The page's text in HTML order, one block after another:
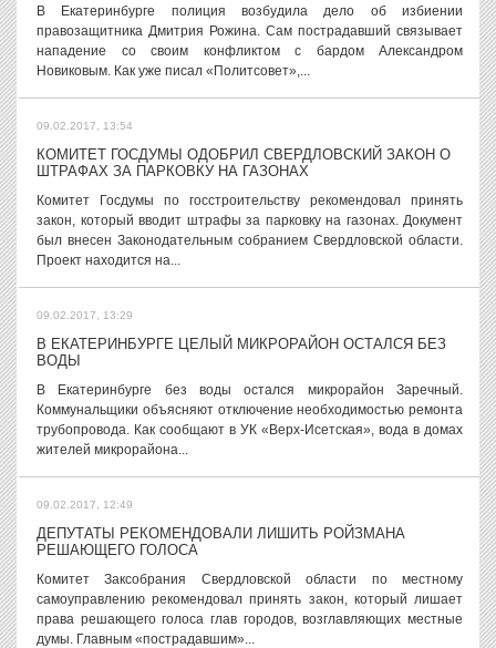
В Екатеринбурге полиция возбудила дело об избиении
правозащитника Дмитрия Рожина. Сам пострадавший связывает
нападение со своим конфликтом с бардом Александром
Новиковым. Как уже писал «Политсовет»,...
09.02.2017, 13:54
КОМИТЕТ ГОСДУМЫ ОДОБРИЛ СВЕРДЛОВСКИЙ ЗАКОН О
ШТРАФАХ ЗА ПАРКОВКУ НА ГАЗОНАХ
Комитет Госдумы по госстроительству рекомендовал принять
закон, который вводит штрафы за парковку на газонах. Документ
был внесен Законодательным собранием Свердловской области.
Проект находится на...
09.02.2017, 13:29
В ЕКАТЕРИНБУРГЕ ЦЕЛЫЙ МИКРОРАЙОН ОСТАЛСЯ БЕЗ
ВОДЫ
В Екатеринбурге без воды остался микрорайон Заречный.
Коммунальщики объясняют отключение необходимостью ремонта
трубопровода. Как сообщают в УК «Верх-Исетская», вода в домах
жителей микрорайона...
09.02.2017, 12:49
ДЕПУТАТЫ РЕКОМЕНДОВАЛИ ЛИШИТЬ РОЙЗМАНА
РЕШАЮЩЕГО ГОЛОСА
Комитет Заксобрания Свердловской области по местному
самоуправлению рекомендовал принять закон, который лишает
права решающего голоса глав городов, возглавляющих местные
думы. Главным «пострадавшим»...